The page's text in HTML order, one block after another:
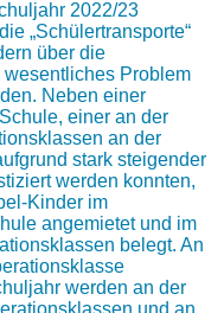
2022/23
„Schülertransporte“
über die
Problem
Neben einer
einer an der
an der
stark steigender
werden konnten,
Kinder im
angemietet und im
belegt. An
werden an der
und an